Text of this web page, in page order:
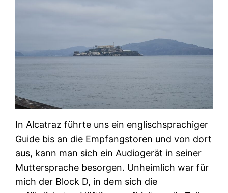
In Alcatraz führte uns ein englischsprachiger
Guide bis an die Empfangstoren und von dort
aus, kann man sich ein Audiogerät in seiner
Muttersprache besorgen. Unheimlich war für
mich der Block D, in dem sich die